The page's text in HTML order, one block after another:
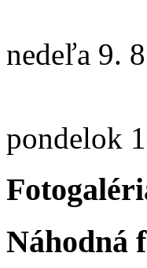
nedeľa 9.
pondelok
Náhodná